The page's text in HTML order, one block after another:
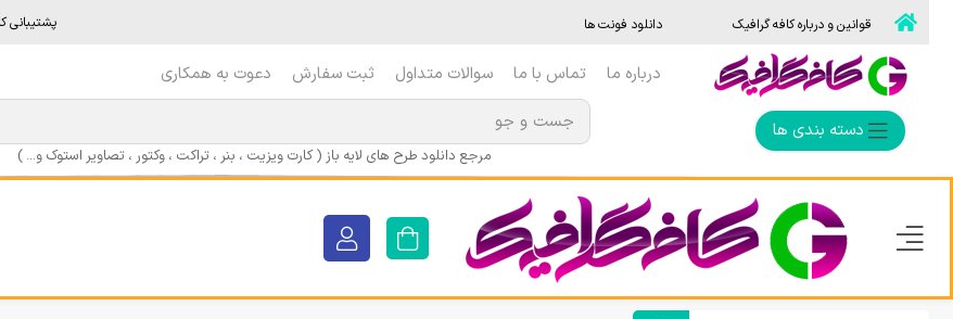
قوانین و درباره کافه گرافیک دانلود فونت ها پشتیبانی کافه
درباره ما تماس با ما سوالات متداول ثبت سفارش دعوت به همکاری
دسته بندی ها
مرجع دانلود طرح های لایه باز ( کارت ویزیت ، بنر ، تراکت ، وکتور ، تصاویر استوک و... )